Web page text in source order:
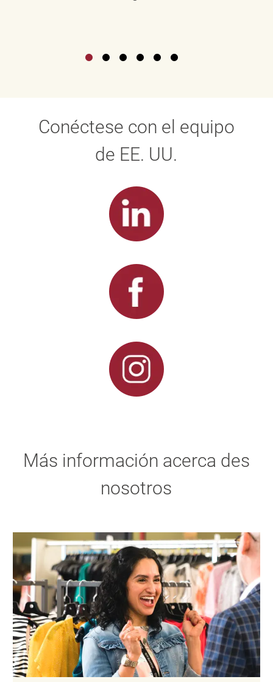
Conéctese con el equipo
de EE. UU.
Más información acerca des
nosotros